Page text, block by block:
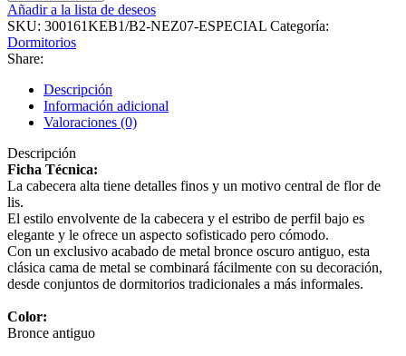
Añadir a la lista de deseos
SKU: 300161KEB1/B2-NEZ07-ESPECIAL Categoría:
Dormitorios
Share:
Descripción
Información adicional
Valoraciones (0)
Descripción
Ficha Técnica:
La cabecera alta tiene detalles finos y un motivo central de flor de
lis.
El estilo envolvente de la cabecera y el estribo de perfil bajo es
elegante y le ofrece un aspecto sofisticado pero cómodo.
Con un exclusivo acabado de metal bronce oscuro antiguo, esta
clásica cama de metal se combinará fácilmente con su decoración,
desde conjuntos de dormitorios tradicionales a más informales.
Color:
Bronce antiguo